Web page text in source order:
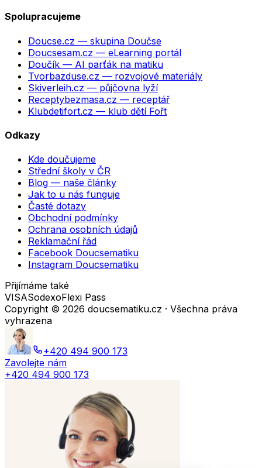
Spolupracujeme
Doucse.cz — skupina Doučse
Doucsesam.cz — eLearning portál
Doučík — AI parťák na matiku
Tvorbazduse.cz — rozvojové materiály
Skiverleih.cz — půjčovna lyží
Receptybezmasa.cz — receptář
Klubdetifort.cz — klub dětí Fořt
Odkazy
Kde doučujeme
Střední školy v ČR
Blog — naše články
Jak to u nás funguje
Časté dotazy
Obchodní podmínky
Ochrana osobních údajů
Reklamační řád
Facebook Doucsematiku
Instagram Doucsematiku
Přijímáme také
VISASodexoFlexi Pass
Copyright © 2026 doucsematiku.cz · Všechna práva
vyhrazena
+420 494 900 173
Zavolejte nám
+420 494 900 173